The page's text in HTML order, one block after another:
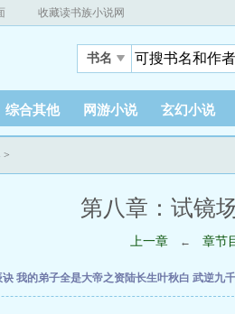
收藏读书族小说网
书名
综合其他 网游小说 玄幻小说
>
第八章：试镜
上一章 ← 章节
诀 我的弟子全是大帝之资陆长生叶秋白 武逆九